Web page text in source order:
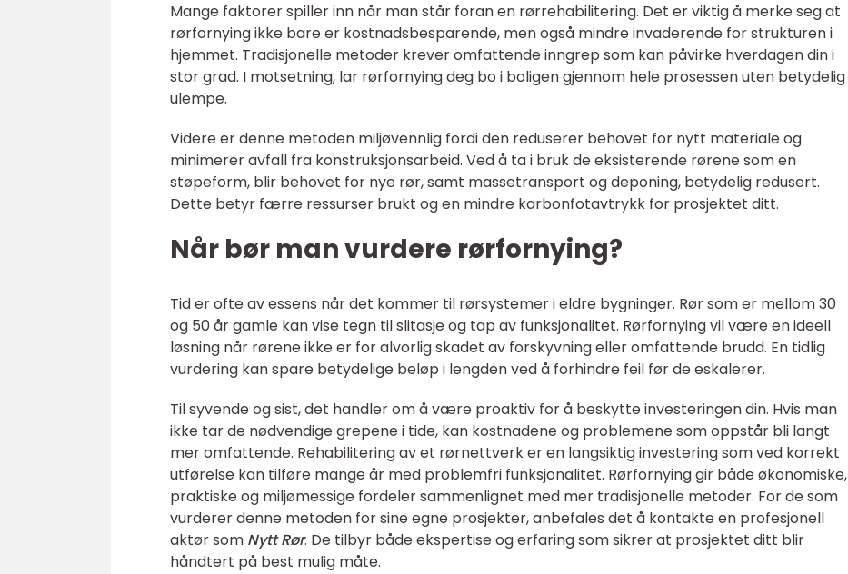
Mange faktorer spiller inn når man står foran en rørrehabilitering. Det er viktig å merke seg at
rørfornying ikke bare er kostnadsbesparende, men også mindre invaderende for strukturen i
hjemmet. Tradisjonelle metoder krever omfattende inngrep som kan påvirke hverdagen din i
stor grad. I motsetning, lar rørfornying deg bo i boligen gjennom hele prosessen uten betydelig
ulempe.
Videre er denne metoden miljøvennlig fordi den reduserer behovet for nytt materiale og
minimerer avfall fra konstruksjonsarbeid. Ved å ta i bruk de eksisterende rørene som en
støpeform, blir behovet for nye rør, samt massetransport og deponing, betydelig redusert.
Dette betyr færre ressurser brukt og en mindre karbonfotavtrykk for prosjektet ditt.
Når bør man vurdere rørfornying?
Tid er ofte av essens når det kommer til rørsystemer i eldre bygninger. Rør som er mellom 30
og 50 år gamle kan vise tegn til slitasje og tap av funksjonalitet. Rørfornying vil være en ideell
løsning når rørene ikke er for alvorlig skadet av forskyvning eller omfattende brudd. En tidlig
vurdering kan spare betydelige beløp i lengden ved å forhindre feil før de eskalerer.
Til syvende og sist, det handler om å være proaktiv for å beskytte investeringen din. Hvis man
ikke tar de nødvendige grepene i tide, kan kostnadene og problemene som oppstår bli langt
mer omfattende. Rehabilitering av et rørnettverk er en langsiktig investering som ved korrekt
utførelse kan tilføre mange år med problemfri funksjonalitet. Rørfornying gir både økonomiske,
praktiske og miljømessige fordeler sammenlignet med mer tradisjonelle metoder. For de som
vurderer denne metoden for sine egne prosjekter, anbefales det å kontakte en profesjonell
aktør som Nytt Rør. De tilbyr både ekspertise og erfaring som sikrer at prosjektet ditt blir
håndtert på best mulig måte.